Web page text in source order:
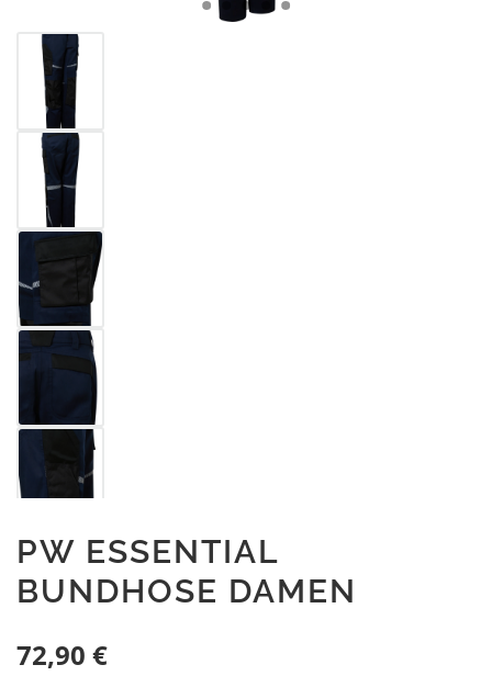
PW ESSENTIAL
BUNDHOSE DAMEN
Regulärer Preis:
72,90 €